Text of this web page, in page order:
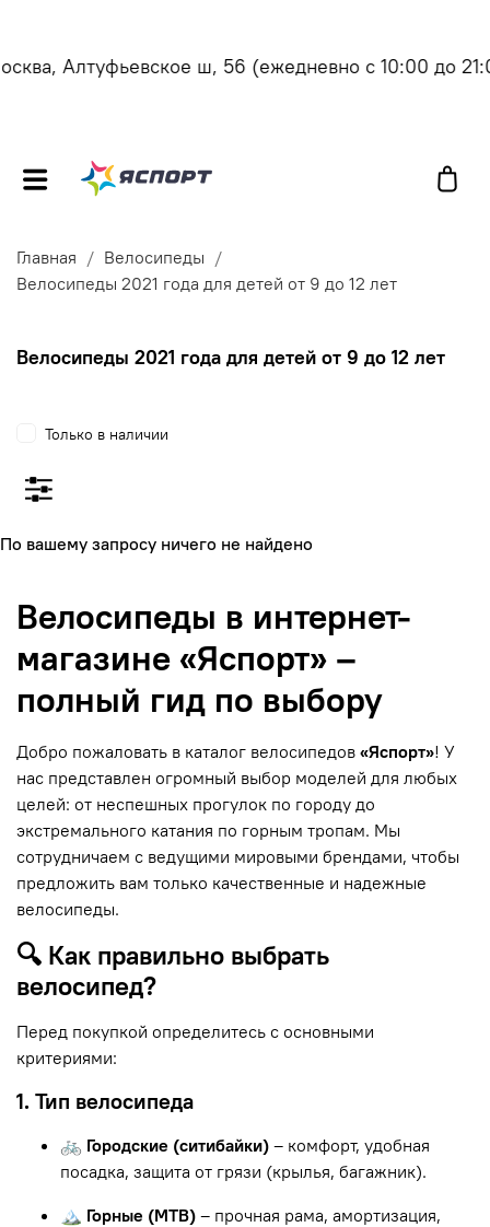
Алтуфьевское ш, 56(ежедневно с 10:00 до
Главная
Велосипеды
Велосипеды 2021 года для детей от 9 до 12 лет
Велосипеды 2021 года для детей от 9 до 12 лет
По вашему запросу ничего не найдено
Велосипеды в интернет-
магазине «Яспорт» –
полный гид по выбору
Добро пожаловать в каталог велосипедов «Яспорт»! У
нас представлен огромный выбор моделей для любых
целей: от неспешных прогулок по городу до
экстремального катания по горным тропам. Мы
сотрудничаем с ведущими мировыми брендами, чтобы
предложить вам только качественные и надежные
велосипеды.
🔍 Как правильно выбрать
велосипед?
Перед покупкой определитесь с основными
критериями:
1. Тип велосипеда
🚲 Городские (ситибайки) – комфорт, удобная
посадка, защита от грязи (крылья, багажник).
🏔 Горные (MTB) – прочная рама, амортизация,
Только в наличии